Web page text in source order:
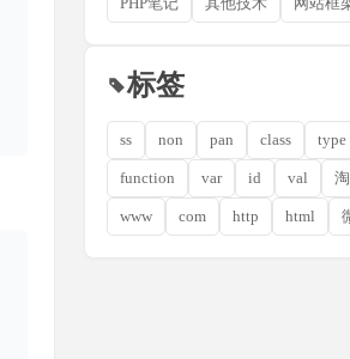
标签
ss non pan class type
function var id val
www com http html